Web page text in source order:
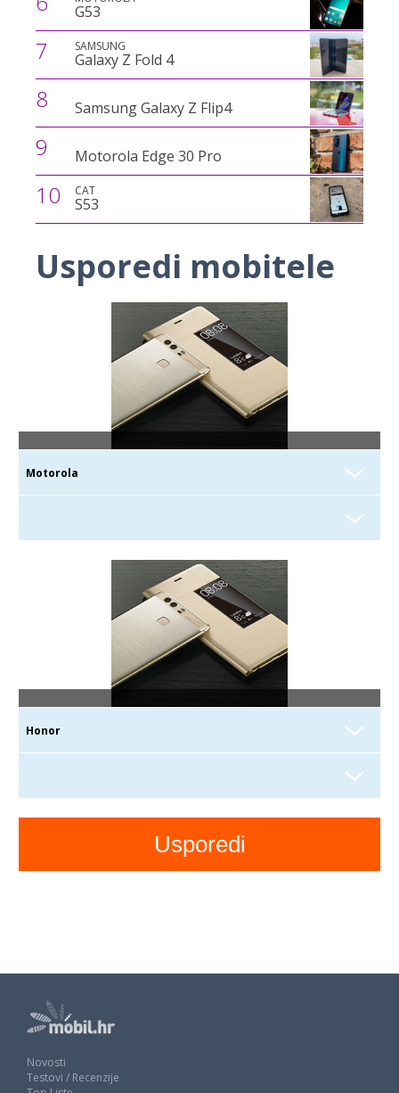
G53
7 SAMSUNG
Galaxy Z Fold 4
8 Samsung Galaxy Z Flip4
9 Motorola Edge 30 Pro
10 CAT
S53
Usporedi mobitele
Novosti
Testovi / Recenzije